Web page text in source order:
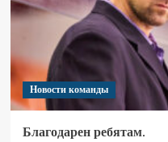
Новости команды
Благодарен ребятам.